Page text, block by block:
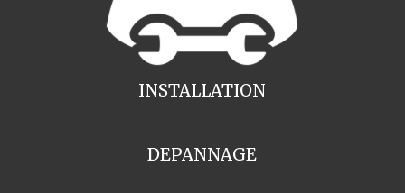
INSTALLATION
DEPANNAGE